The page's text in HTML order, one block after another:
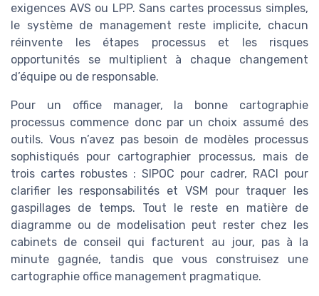
exigences AVS ou LPP. Sans cartes processus simples,
le système de management reste implicite, chacun
réinvente les étapes processus et les risques
opportunités se multiplient à chaque changement
d’équipe ou de responsable.
Pour un office manager, la bonne cartographie
processus commence donc par un choix assumé des
outils. Vous n’avez pas besoin de modèles processus
sophistiqués pour cartographier processus, mais de
trois cartes robustes : SIPOC pour cadrer, RACI pour
clarifier les responsabilités et VSM pour traquer les
gaspillages de temps. Tout le reste en matière de
diagramme ou de modelisation peut rester chez les
cabinets de conseil qui facturent au jour, pas à la
minute gagnée, tandis que vous construisez une
cartographie office management pragmatique.